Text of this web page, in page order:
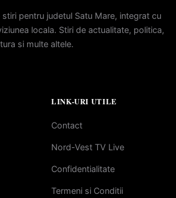
pentru judetul Satu Mare, integrat cu
locala. Stiri de actualitate, politica,
si multe altele.
LINK-URI UTILE
Contact
Nord-Vest TV Live
Confidentialitate
Termeni si Conditii